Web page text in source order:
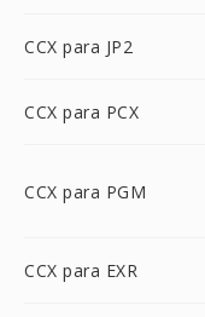
CCX para JP2
CCX para PCX
CCX para PGM
CCX para EXR